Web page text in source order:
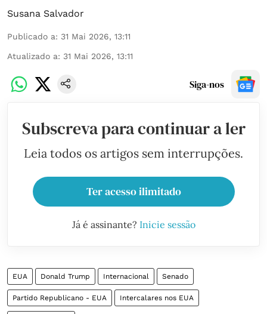
Susana Salvador
Publicado a: 31 Mai 2026, 13:11
Atualizado a: 31 Mai 2026, 13:11
Siga-nos
Subscreva para continuar a ler
Leia todos os artigos sem interrupções.
Ter acesso ilimitado
Já é assinante? Inicie sessão
EUA Donald Trump Internacional Senado
Partido Republicano - EUA Intercalares nos EUA